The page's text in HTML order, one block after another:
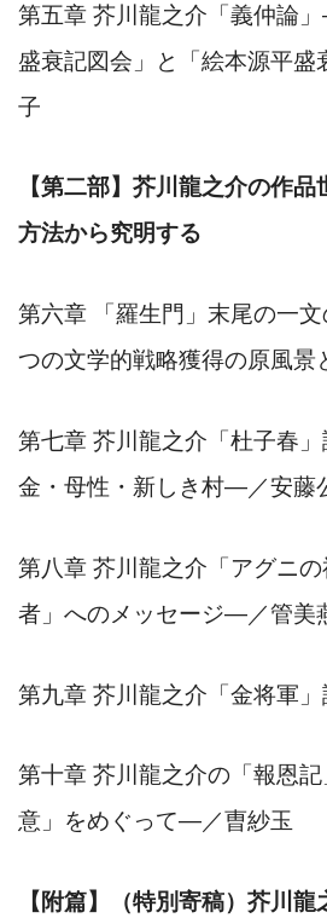
第五章 芥川龍之介「義仲論」
盛衰記図会」と「絵本源平盛
子
【第二部】芥川龍之介の作
方法から究明する
第六章 「羅生門」末尾の一
つの文学的戦略獲得の原風景
第七章 芥川龍之介「杜子春」
金・母性・新しき村―／安藤
第八章 芥川龍之介「アグニの
者」へのメッセージ―／管美
第九章 芥川龍之介「金将軍
第十章 芥川龍之介の「報恩記
意」をめぐって―／曺紗玉
【附篇】（特別寄稿）芥川